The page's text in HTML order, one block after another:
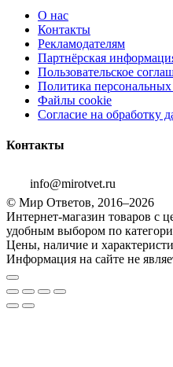
О нас
Контакты
Рекламодателям
Партнёрская
Пользовательское
Политика
Файлы cookie
Согласие на обработку
Контакты
info@mirotvet.ru
© Мир Ответов, 2016–2026
Интернет-магазин товаров с
удобным выбором по
Цены, наличие и
Информация на сайте не